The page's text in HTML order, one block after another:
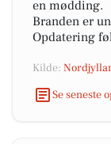
en mødding.
Branden er
Opdatering
Kilde:
Se seneste